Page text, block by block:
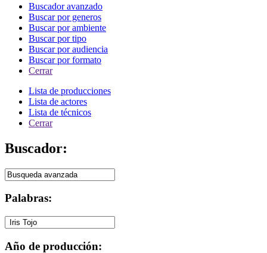
Buscador avanzado
Buscar por generos
Buscar por ambiente
Buscar por tipo
Buscar por audiencia
Buscar por formato
Cerrar
Lista de producciones
Lista de actores
Lista de técnicos
Cerrar
Buscador:
Palabras:
Año de producción: